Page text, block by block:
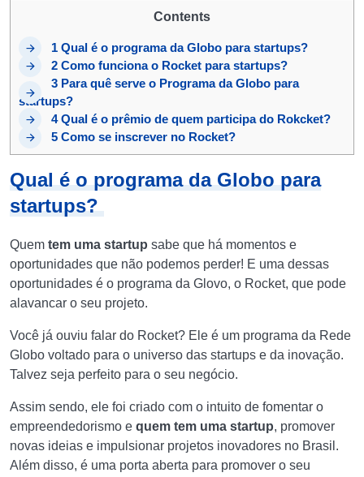
Contents
1 Qual é o programa da Globo para startups?
2 Como funciona o Rocket para startups?
3 Para quê serve o Programa da Globo para
startups?
4Qual é o prêmio de quem participa do Rokcket?
5 Como se inscrever no Rocket?
Qual é o programa da Globo para
startups?
Quem tem uma startup sabe que há momentos e
oportunidades que não podemos perder! E uma dessas
oportunidades é o programa da Glovo, o Rocket, que pode
alavancar o seu projeto.
Você já ouviu falar do Rocket? Ele é um programa da Rede
Globo voltado para o universo das startups e da inovação.
Talvez seja perfeito para o seu negócio.
Assim sendo, ele foi criado com o intuito de fomentar o
empreendedorismo e quem tem uma startup, promover
novas ideias e impulsionar projetos inovadores no Brasil.
Além disso, é uma porta aberta para promover o seu